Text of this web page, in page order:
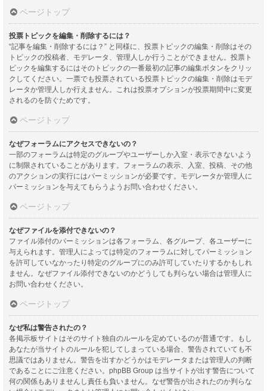
ページトップ
投票トピックを編集・削除するには？
“記事を編集・削除するには？” と同様に、投票トピックの編集・削除はその
トピックの投稿者、モデレータ、管理人しか行うことができません。投票ト
ピックを編集するにはそのトピックの一番最初の記事の編集ボタンをクリッ
クしてください。一票でも投票されている投票トピックの編集・削除はモデ
レータか管理人しか行えません。これは投票オプションが投票期間中に変更
されるのを防ぐためです。
ページトップ
なぜフォーラムにアクセスできないの？
一部のフォーラムは特定のグループやユーザーしか入室・表示できないよう
に制限されていることがあります。フォーラムの表示、入室、投稿、その他
のアクションの実行にはパーミッションが必要です。モデレータか管理人に
パーミッションを与えてもらうようお問い合わせください。
ページトップ
なぜファイルを添付できないの？
ファイル添付のパーミッションは各フォーラム、各グループ、各ユーザーに
与えられます。管理人によっては特定のフォーラムに対してパーミッション
を許可していなかったり特定のグループにのみ許可していたりするかもしれ
ません。なぜファイル添付できないのかどうしても判らない場合は管理人に
お問い合わせください。
ページトップ
なぜ私は警告されたの？
各掲示板サイトはそのサイト独自のルールを定めているのが普通です。もし
あなたが当サイトのルールを犯してしまっている場合、警告されていても不
思議ではありません。警告を出すかどうかはモデレータまたは管理人の判断
であることにご注意ください。phpBB Group は当サイトが出す警告について
何の関係もありませんし責任も負いません。なぜ警告が出されたのか判らな